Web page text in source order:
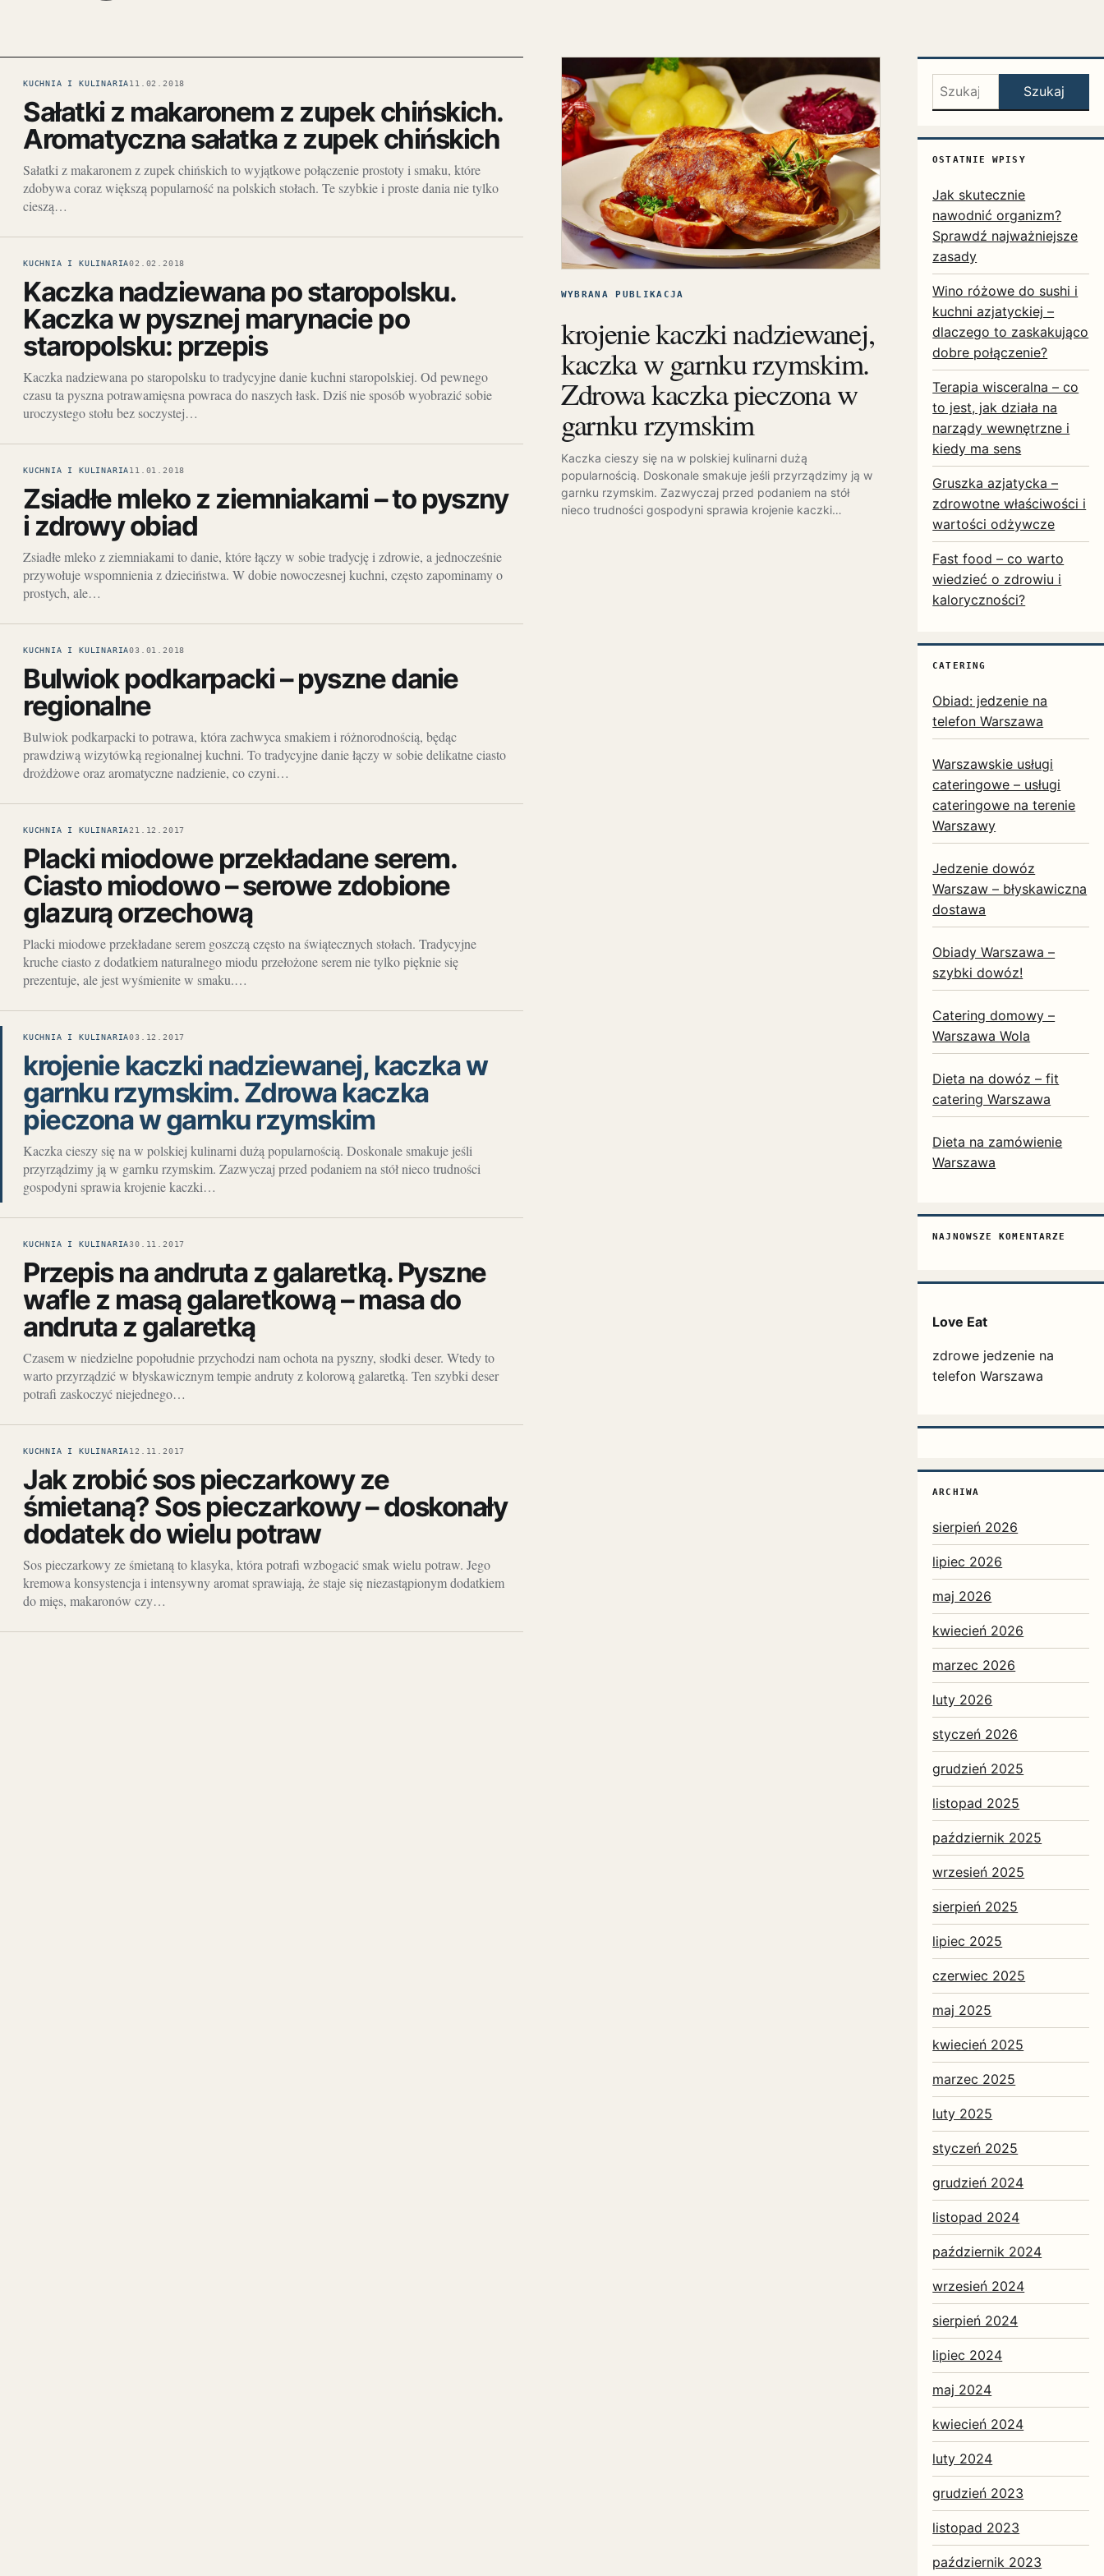
KUCHNIA I KULINARIA11.02.2018
Sałatki z makaronem z zupek chińskich.
Aromatyczna sałatka z zupek chińskich
Sałatki z makaronem z zupek chińskich to wyjątkowe połączenie prostoty i smaku, które
zdobywa coraz większą popularność na polskich stołach. Te szybkie i proste dania nie tylko
cieszą…
KUCHNIA I KULINARIA02.02.2018
Kaczka nadziewana po staropolsku.
Kaczka w pysznej marynacie po
staropolsku: przepis
Kaczka nadziewana po staropolsku to tradycyjne danie kuchni staropolskiej. Od pewnego
czasu ta pyszna potrawamięsna powraca do naszych łask. Dziś nie sposób wyobrazić sobie
uroczystego stołu bez soczystej…
KUCHNIA I KULINARIA11.01.2018
Zsiadłe mleko z ziemniakami – to pyszny
i zdrowy obiad
Zsiadłe mleko z ziemniakami to danie, które łączy w sobie tradycję i zdrowie, a jednocześnie
przywołuje wspomnienia z dzieciństwa. W dobie nowoczesnej kuchni, często zapominamy o
prostych, ale…
KUCHNIA I KULINARIA03.01.2018
Bulwiok podkarpacki – pyszne danie
regionalne
Bulwiok podkarpacki to potrawa, która zachwyca smakiem i różnorodnością, będąc
prawdziwą wizytówką regionalnej kuchni. To tradycyjne danie łączy w sobie delikatne ciasto
drożdżowe oraz aromatyczne nadzienie, co czyni…
KUCHNIA I KULINARIA21.12.2017
Placki miodowe przekładane serem.
Ciasto miodowo – serowe zdobione
glazurą orzechową
Placki miodowe przekładane serem goszczą często na świątecznych stołach. Tradycyjne
kruche ciasto z dodatkiem naturalnego miodu przełożone serem nie tylko pięknie się
prezentuje, ale jest wyśmienite w smaku.…
KUCHNIA I KULINARIA03.12.2017
krojenie kaczki nadziewanej, kaczka w
garnku rzymskim. Zdrowa kaczka
pieczona w garnku rzymskim
Kaczka cieszy się na w polskiej kulinarni dużą popularnością. Doskonale smakuje jeśli
przyrządzimy ją w garnku rzymskim. Zazwyczaj przed podaniem na stół nieco trudności
gospodyni sprawia krojenie kaczki…
KUCHNIA I KULINARIA30.11.2017
Przepis na andruta z galaretką. Pyszne
wafle z masą galaretkową – masa do
andruta z galaretką
Czasem w niedzielne popołudnie przychodzi nam ochota na pyszny, słodki deser. Wtedy to
warto przyrządzić w błyskawicznym tempie andruty z kolorową galaretką. Ten szybki deser
potrafi zaskoczyć niejednego…
KUCHNIA I KULINARIA12.11.2017
Jak zrobić sos pieczarkowy ze
śmietaną? Sos pieczarkowy – doskonały
dodatek do wielu potraw
Sos pieczarkowy ze śmietaną to klasyka, która potrafi wzbogacić smak wielu potraw. Jego
kremowa konsystencja i intensywny aromat sprawiają, że staje się niezastąpionym dodatkiem
do mięs, makaronów czy…
WYBRANA PUBLIKACJA
krojenie kaczki nadziewanej,
kaczka w garnku rzymskim.
Zdrowa kaczka pieczona w
garnku rzymskim
Kaczka cieszy się na w polskiej kulinarni dużą
popularnością. Doskonale smakuje jeśli przyrządzimy ją w
garnku rzymskim. Zazwyczaj przed podaniem na stół
nieco trudności gospodyni sprawia krojenie kaczki…
Szukaj: Szukaj
OSTATNIE WPISY
Jak skutecznie
nawodnić organizm?
Sprawdź najważniejsze
zasady
Wino różowe do sushi i
kuchni azjatyckiej –
dlaczego to zaskakująco
dobre połączenie?
Terapia wisceralna – co
to jest, jak działa na
narządy wewnętrzne i
kiedy ma sens
Gruszka azjatycka –
zdrowotne właściwości i
wartości odżywcze
Fast food – co warto
wiedzieć o zdrowiu i
kaloryczności?
CATERING
Obiad: jedzenie na
telefon Warszawa
Warszawskie usługi
cateringowe – usługi
cateringowe na terenie
Warszawy
Jedzenie dowóz
Warszaw – błyskawiczna
dostawa
Obiady Warszawa –
szybki dowóz!
Catering domowy –
Warszawa Wola
Dieta na dowóz – fit
catering Warszawa
Dieta na zamówienie
Warszawa
NAJNOWSZE KOMENTARZE
Love Eat
zdrowe jedzenie na
telefon Warszawa
ARCHIWA
sierpień 2026
lipiec 2026
maj 2026
kwiecień 2026
marzec 2026
luty 2026
styczeń 2026
grudzień 2025
listopad 2025
październik 2025
wrzesień 2025
sierpień 2025
lipiec 2025
czerwiec 2025
maj 2025
kwiecień 2025
marzec 2025
luty 2025
styczeń 2025
grudzień 2024
listopad 2024
październik 2024
wrzesień 2024
sierpień 2024
lipiec 2024
maj 2024
kwiecień 2024
luty 2024
grudzień 2023
listopad 2023
październik 2023